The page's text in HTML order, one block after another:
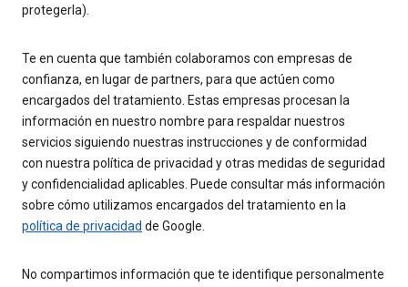
protegerla).
Te en cuenta que también colaboramos con empresas de
confianza, en lugar de partners, para que actúen como
encargados del tratamiento. Estas empresas procesan la
información en nuestro nombre para respaldar nuestros
servicios siguiendo nuestras instrucciones y de conformidad
con nuestra política de privacidad y otras medidas de seguridad
y confidencialidad aplicables. Puede consultar más información
sobre cómo utilizamos encargados del tratamiento en la
política de privacidad de Google.
No compartimos información que te identifique personalmente